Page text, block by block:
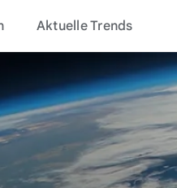
Aktuelle Trends